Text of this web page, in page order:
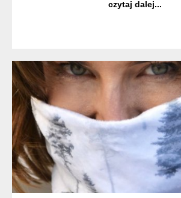
począwszy od wielobarw...
czytaj dalej...